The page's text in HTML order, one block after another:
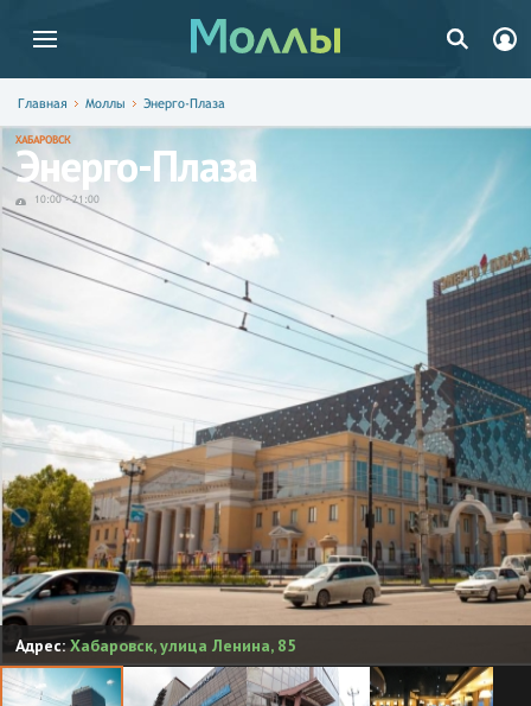
Главная Моллы Энерго-Плаза
ХАБАРОВСК
Энерго-Плаза
10:00-21:00
Адрес:Хабаровск,улица Ленина, 85